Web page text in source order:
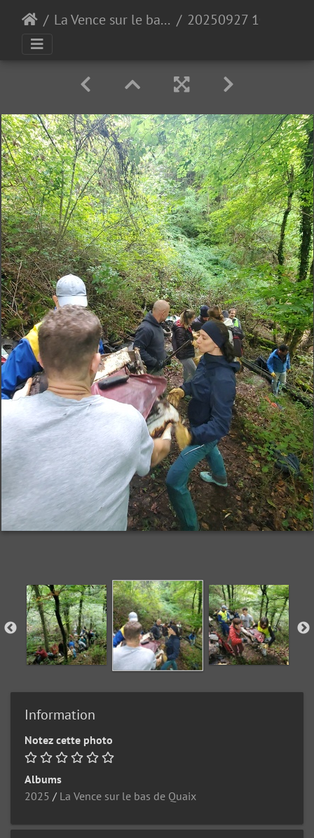
La Vence sur le bas de Quaix 20250927 102336
Information
Notez cette photo
Albums
2025 / La Vence sur le bas de Quaix